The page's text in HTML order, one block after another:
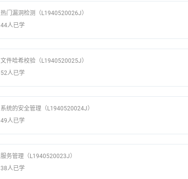
热门漏洞检测（L1940520026J）
44人已学
文件哈希校验（L1940520025J）
52人已学
系统的安全管理（L1940520024J）
49人已学
服务管理（L1940520023J）
38人已学